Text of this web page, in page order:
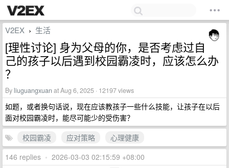
V2EX › 生活
[理性讨论] 身为父母的你，是否考虑过自
己的孩子以后遇到校园霸凌时，应该怎么办
？
By liuguangxuan at Aug 6, 2025 · 12197 views
如题，或者换句话说，现在应该教孩子一些什么技能，让孩子在以后
面对校园霸凌时，能尽可能少的受伤害？
校园霸凌
应对策略
心理健康
146 replies • 2026-03-03 02:15:59 +08:00